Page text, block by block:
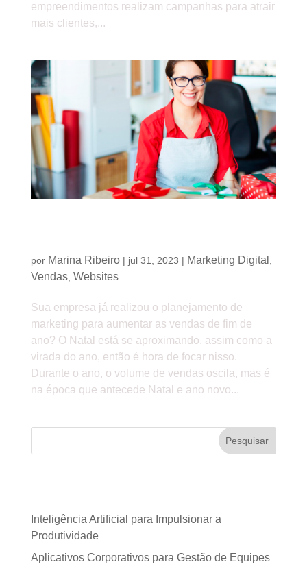
empreendimentos realizam campanhas para atrair
mais clientes,...
por Marina Ribeiro| jul 31, 2023 | Marketing Digital
Vendas, Websites
Sua empresa já realizou o planejamento de
marketing para aumentar as vendas de fim de
ano? O Natal está se aproximando, assim como a
virada do ano, então é hora de focar nisso.
Durante o ano, o volume de vendas oscila, mas é
na época que antecede Natal e ano novo...
Pesquisar
Inteligência Artificial para Impulsionar a
Produtividade
Aplicativos Corporativos para Gestão de Equipes